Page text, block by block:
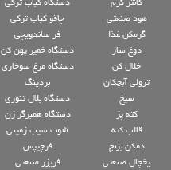
هود صنعتی
گرمکن غذا
دوغ ساز
خلال کن
ترولی آبچکان
سیخ
کته پز
قالب کته
دمکن برنج
یخچال صنعتی
چاقو کباب ترکی
فر ساندویچی
دستگاه خمیر پهن کن
دستگاه مرغ سوخاری
بردینگ
دستگاه بلال تنوری
دستگاه همبرگر زن
شوت سیب زمینی
فرچیپس
فریزر صنعتی